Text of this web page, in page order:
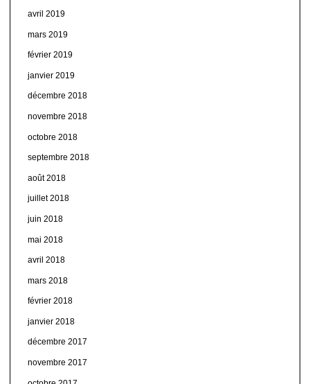
avril 2019
mars 2019
février 2019
janvier 2019
décembre 2018
novembre 2018
octobre 2018
septembre 2018
août 2018
juillet 2018
juin 2018
mai 2018
avril 2018
mars 2018
février 2018
janvier 2018
décembre 2017
novembre 2017